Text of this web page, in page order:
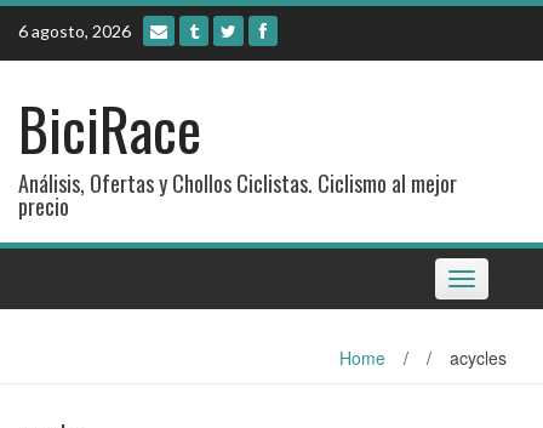
Skip
content
6 agosto, 2026
BiciRace
Análisis, Ofertas y Chollos Ciclistas. Ciclismo al mejor
precio
Toggle
navigation
Home / / acycles